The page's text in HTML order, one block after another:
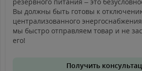
Вы должны быть готовы к
централизованного
мы быстро отправляем товар и не
его!
Получить